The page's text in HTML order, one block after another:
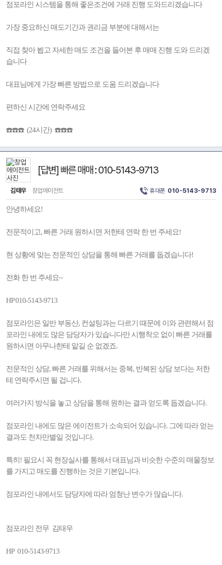
점포라인 시스템을 통해 좋은조건에 거래 진행 도와드리겠습니다
가장 중요하신 매도기간과 권리금 부분에 대해서는
직접 찾아 뵙고 자세한 매도 조건을 들어본 후 매매 진행 도와 드리겠
습니다
대표님에게 가장 빠른 방법으로 도움 드리겠습니다
편하신 시간에 연락주세요
☎️☎️☎️ (24시간) ☎️☎️☎️
[답변] 빠른 매매 : 010-5143-9713
김태우 창업에이전트 휴대폰 010-5143-9713
안녕하세요!
전문적이고, 빠른 거래 원하시면 저한테 연락 한 번 주세요!
현 상황에 맞는 전문적인 상담을 통해 빠른 거래를 돕겠습니다!
전화 한 번 주세요~
HP 010-5143-9713
점포라인은 일반 부동산, 컨설팅과는 다르기 때문에 이와 관련해서 점
포라인 내에도 많은 담당자가 있습니다만 시행착오 없이 빠른 거래를
원하시면 아무나한테 맡길 순 없겠죠.
전문적인 상담, 빠른 거래를 위해서는 중복, 반복된 상담 보다는 저한
테 연락주시면 될 겁니다.
여러가지 방식을 놓고 상담을 통해 원하는 결과 얻도록 돕겠습니다.
점포라인 내에도 많은 에이전트가 소속되어 있습니다. 그에 따라 얻는
결과도 천차만별일 것입니다.
특히! 필요시 꼭 현장실사를 통해서 대표님과 비슷한 수준의 매물정보
를 가지고 매도를 진행하는 것은 기본입니다.
점포라인 내에서도 담당자에 따라 엄청난 변수가 많습니다.
점포라인 전무 김태우
HP 010-5143-9713